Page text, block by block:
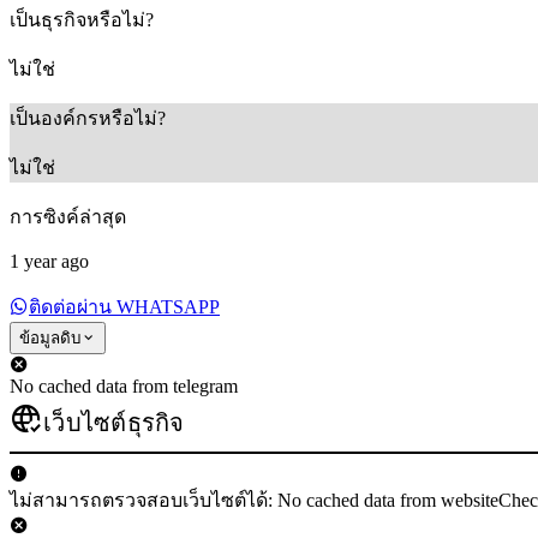
เป็นธุรกิจหรือไม่?
ไม่ใช่
เป็นองค์กรหรือไม่?
ไม่ใช่
การซิงค์ล่าสุด
1 year ago
ติดต่อผ่าน WHATSAPP
ข้อมูลดิบ
No cached data from telegram
เว็บไซต์ธุรกิจ
ไม่สามารถตรวจสอบเว็บไซต์ได้: No cached data from